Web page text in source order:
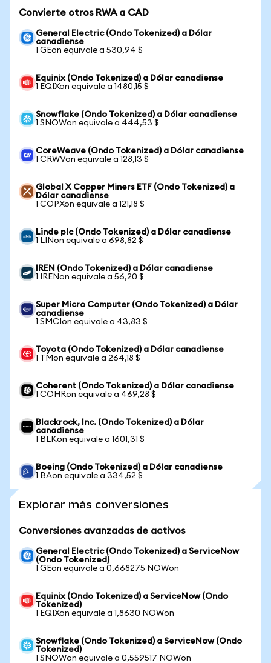
Convierte otros RWA a CAD
General Electric (Ondo Tokenized) a Dólar
canadiense
1 GEon equivale a 530,94 $
Equinix (Ondo Tokenized) a Dólar canadiense
1 EQIXon equivale a 1480,15 $
Snowflake (Ondo Tokenized) a Dólar canadiense
1 SNOWon equivale a 444,53 $
CoreWeave (Ondo Tokenized) a Dólar canadiense
1 CRWVon equivale a 128,13 $
Global X Copper Miners ETF (Ondo Tokenized) a
Dólar canadiense
1 COPXon equivale a 121,18 $
Linde plc (Ondo Tokenized) a Dólar canadiense
1 LINon equivale a 698,82 $
IREN (Ondo Tokenized) a Dólar canadiense
1 IRENon equivale a 56,20 $
Super Micro Computer (Ondo Tokenized) a Dólar
canadiense
1 SMCIon equivale a 43,83 $
Toyota (Ondo Tokenized) a Dólar canadiense
1 TMon equivale a 264,18 $
Coherent (Ondo Tokenized) a Dólar canadiense
1 COHRon equivale a 469,28 $
Blackrock, Inc. (Ondo Tokenized) a Dólar
canadiense
1 BLKon equivale a 1601,31 $
Boeing (Ondo Tokenized) a Dólar canadiense
1 BAon equivale a 334,52 $
Explorar más conversiones
Conversiones avanzadas de activos
General Electric (Ondo Tokenized) a ServiceNow
(Ondo Tokenized)
1 GEon equivale a 0,668275 NOWon
Equinix (Ondo Tokenized) a ServiceNow (Ondo
Tokenized)
1 EQIXon equivale a 1,8630 NOWon
Snowflake (Ondo Tokenized) a ServiceNow (Ondo
Tokenized)
1 SNOWon equivale a 0,559517 NOWon